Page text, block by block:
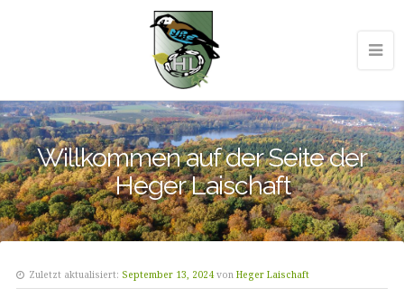
Willkommen auf der Seite der
Heger Laischaft
Zuletzt aktualisiert: September 13, 2024 von Heger Laischaft